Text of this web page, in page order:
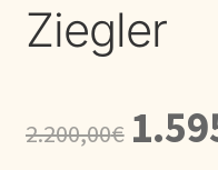
Pasillo
Ziegler
2.200,00€
El
precio